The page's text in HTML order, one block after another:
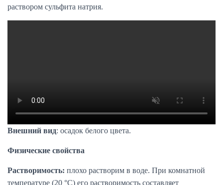
раствором сульфита натрия.
Внешний вид: осадок белого цвета.
Физические свойства
Растворимость: плохо растворим в воде. При комнатной
температуре (20 °C) его растворимость составляет